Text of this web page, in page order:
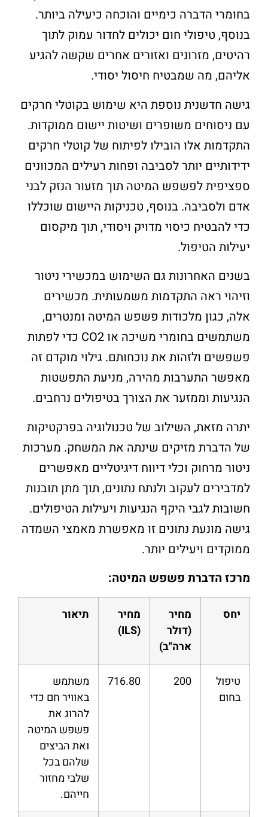
בחומרי הדברה כימיים והוכחה כיעילה ביותר.
בנוסף, טיפולי חום יכולים לחדור עמוק לתוך
רהיטים, מזרונים ואזורים אחרים שקשה להגיע
אליהם, מה שמבטיח חיסול יסודי.
גישה חדשנית נוספת היא שימוש בקוטלי חרקים
עם ניסוחים משופרים ושיטות יישום ממוקדות.
התקדמות אלו הובילו לפיתוח של קוטלי חרקים
ידידותיים יותר לסביבה ופחות רעילים המכוונים
ספציפית לפשפש המיטה תוך מזעור הנזק לבני
אדם ולסביבה. בנוסף, טכניקות היישום שוכללו
כדי להבטיח כיסוי מדויק ויסודי, תוך מיקסום
יעילות הטיפול.
בשנים האחרונות גם השימוש במכשירי ניטור
וזיהוי ראה התקדמות משמעותית. מכשירים
אלה, כגון מלכודות פשפש המיטה ומנטרים,
משתמשים בחומרי משיכה או CO2 כדי לפתות
פשפשים ולזהות את נוכחותם. גילוי מוקדם זה
מאפשר התערבות מהירה, מניעת התפשטות
הנגיעות וממזער את הצורך בטיפולים נרחבים.
יתרה מזאת, השילוב של טכנולוגיה בפרקטיקות
של הדברת מזיקים שינתה את המשחק. מערכות
ניטור מרחוק וכלי דיווח דיגיטליים מאפשרים
למדבירים לעקוב ולנתח נתונים, תוך מתן תובנות
חשובות לגבי היקף הנגיעות ויעילות הטיפולים.
גישה מונעת נתונים זו מאפשרת מאמצי השמדה
ממוקדים ויעילים יותר.
מרכז הדברת פשפש המיטה:
יחס
מחיר
(דולר
ארה"ב)
מחיר
(ILS)
תיאור
טיפול
בחום
200
716.80
משתמש
באוויר חם כדי
להרוג את
פשפש המיטה
ואת הביצים
שלהם בכל
שלבי מחזור
חייהם.